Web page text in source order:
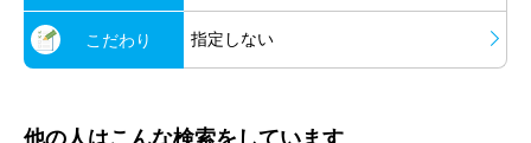
こだわり 指定しない
他の人はこんな検索をしています